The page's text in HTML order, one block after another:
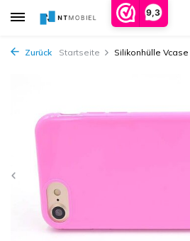
9,3
Zurück Startseite Silikonhülle Vcase